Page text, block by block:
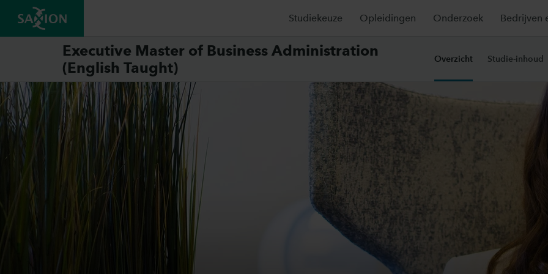
Studiekeuze Opleidingen Onderzoek Bedrijven
Executive Master of Business Administration
(English Taught)
Overzicht Studie-inhoud